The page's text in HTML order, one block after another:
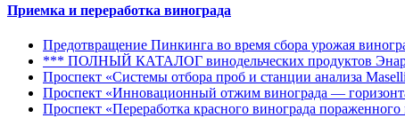
Приемка и переработка винограда
Предотвращение Пинкинга во время сбора урожая
*** ПОЛНЫЙ КАТАЛОГ винодельческих продуктов
Проспект «Системы отбора проб и станции анализа
Проспект «Инновационный отжим винограда —
Проспект «Переработка красного винограда